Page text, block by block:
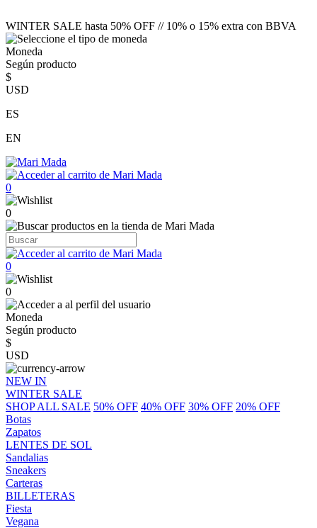
WINTER SALE hasta 50% OFF // 10% o 15% extra con BBVA
Moneda
Según producto
$
USD
ES
EN
0
0
0
0
Moneda
Según producto
$
USD
NEW IN
WINTER SALE
SHOP ALL SALE 50% OFF 40% OFF 30% OFF 20% OFF
Botas
Zapatos
LENTES DE SOL
Sandalias
Sneakers
Carteras
BILLETERAS
Fiesta
Vegana